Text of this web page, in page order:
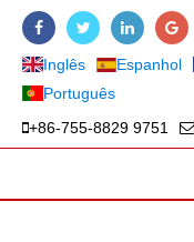
Inglês Espanhol
Português
+86-755-8829 9751